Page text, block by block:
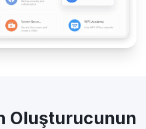
Oluşturucunun